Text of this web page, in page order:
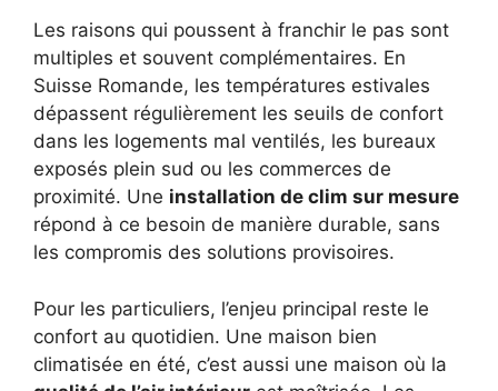
Les raisons qui poussent à franchir le pas sont
multiples et souvent complémentaires. En
Suisse Romande, les températures estivales
dépassent régulièrement les seuils de confort
dans les logements mal ventilés, les bureaux
exposés plein sud ou les commerces de
proximité. Une installation de clim sur mesure
répond à ce besoin de manière durable, sans
les compromis des solutions provisoires.
Pour les particuliers, l’enjeu principal reste le
confort au quotidien. Une maison bien
climatisée en été, c’est aussi une maison où la